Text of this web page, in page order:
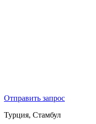
Отправить запрос
Турция, Стамбул